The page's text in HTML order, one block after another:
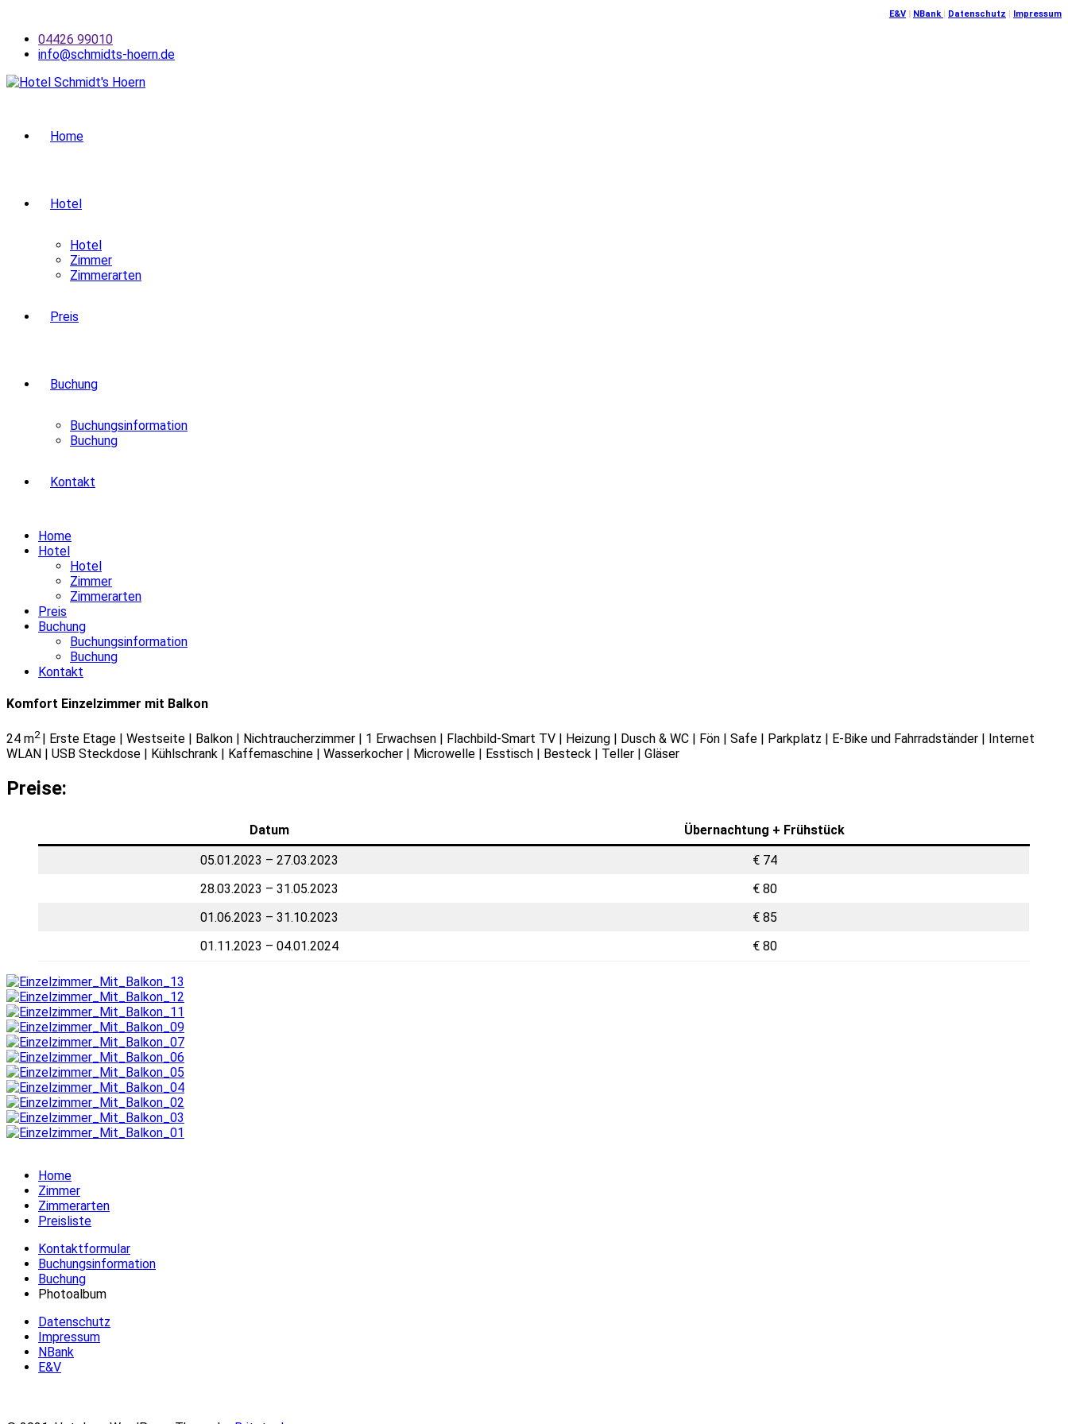
content
E&V | NBank | Datenschutz | Impressum
04426 99010
info@schmidts-hoern.de
Home
Hotel
Hotel
Zimmer
Zimmerarten
Preis
Buchung
Buchungsinformation
Buchung
Kontakt
Home
Hotel
Hotel
Zimmer
Zimmerarten
Preis
Buchung
Buchungsinformation
Buchung
Kontakt
Komfort Einzelzimmer mit Balkon
24 m2 | Erste Etage | Westseite | Balkon | Nichtraucherzimmer | 1 Erwachsen | Flachbild-Smart TV | Heizung | Dusch & WC | Fön | Safe | Parkplatz | E-Bike und Fahrradständer | Internet
WLAN | USB Steckdose | Kühlschrank | Kaffemaschine | Wasserkocher | Microwelle | Esstisch | Besteck | Teller | Gläser
Preise:
Datum
Übernachtung + Frühstück
05.01.2023 – 27.03.2023
€ 74
28.03.2023 – 31.05.2023
€ 80
01.06.2023 – 31.10.2023
€ 85
01.11.2023 – 04.01.2024
€ 80
Home
Zimmer
Zimmerarten
Preisliste
Kontaktformular
Buchungsinformation
Buchung
Photoalbum
Datenschutz
Impressum
NBank
E&V